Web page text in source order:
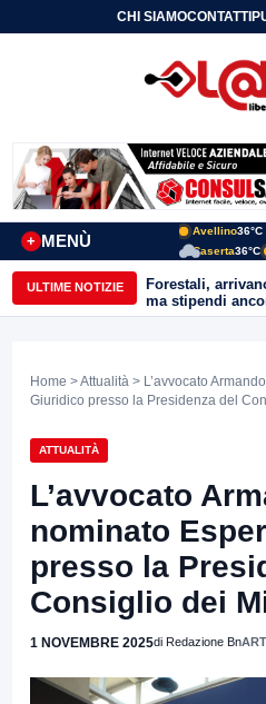
CHI SIAMOCONTATTI
MENÙ
+
Avellino36°C
Caserta36°C
ULTIME NOTIZIE
Forestali,
ma stipendi
più sostenibile”
Home >Attualità > L’avvocato
Giuridico presso la Presidenza del
ATTUALITÀ
L’avvocato
nominato
presso la
Consiglio dei
1 NOVEMBRE 2025di Redazione Bn